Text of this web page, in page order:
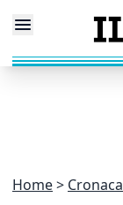
Home Cronaca